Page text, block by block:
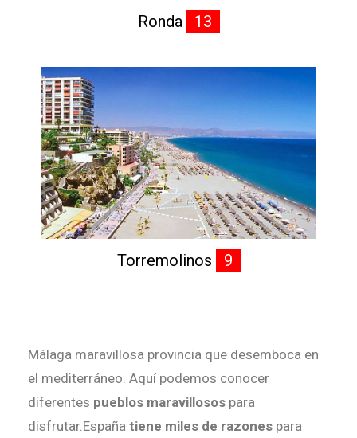
Ronda 13
Torremolinos 9
Málaga maravillosa provincia que desemboca en
el mediterráneo. Aquí podemos conocer
diferentes pueblos maravillosos para
disfrutar.España tiene miles de razones para